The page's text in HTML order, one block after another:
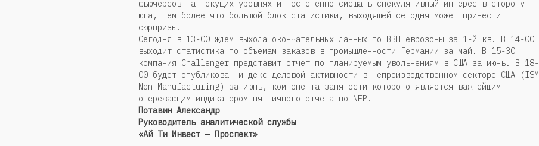
фьючерсов на текущих уровнях и постепенно смещать спекулятивный интерес в сторону
юга, тем более что большой блок статистики, выходящей сегодня может принести
сюрпризы.
Сегодня в 13-00 ждем выхода окончательных данных по ВВП еврозоны за 1-й кв. В 14-00
выходит статистика по объемам заказов в промышленности Германии за май. В 15-30
компания Challenger представит отчет по планируемым увольнениям в США за июнь. В 18-
00 будет опубликован индекс деловой активности в непроизводственном секторе США (ISM
Non-Manufacturing) за июнь, компонента занятости которого является важнейшим
опережающим индикатором пятничного отчета по NFP.
Потавин Александр
Руководитель аналитической службы
«Ай Ти Инвест — Проспект»